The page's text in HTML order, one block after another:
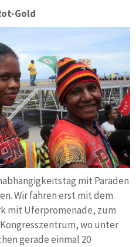
Gold
mit Paraden
Wir fahren erst mit dem
mit Uferpromenade, zum
wo unter
gerade einmal 20